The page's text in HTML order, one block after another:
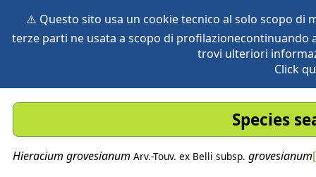
⚠️ Questo sito usa un cookie tecnico al solo scopo di
terze parti ne usata a scopo di
trovi ulteriori
Click
vegetation global db
Species
Hieracium grovesianum Arv.-Touv. ex Belli subsp. grovesianum